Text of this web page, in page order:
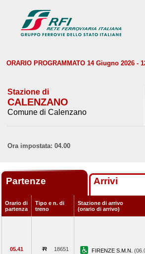
ORARIO PROGRAMMATO 14 Giugno 2026 -
Stazione di
CALENZANO
Comune di Calenzano
Ora impostata: 04.00
Partenze Arrivi
Orario di
partenza
Tipo e n. di
treno
Stazione di arrivo
(orario di arrivo)
05.41 18651 FIRENZE S.M.N.